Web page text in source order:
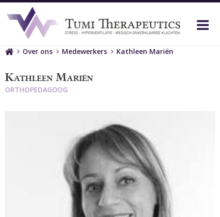
HomeOver ons Medewerkers Kathleen Mariën
Kathleen Mariën
ORTHOPEDAGOOG